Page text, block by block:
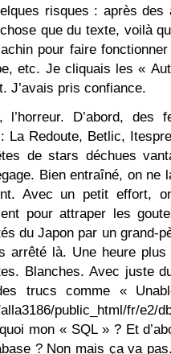
risques : après des
que du texte, voilà
pour faire
etc. Je cliquais les «
J’avais pris confiance.
l’horreur. D’abord, des
La Redoute, Betlic,
de stars déchues
Bien entraîné, on ne
Avec un petit effort,
pour attraper les
du Japon par un grand-
arrêté là. Une heure
Blanches. Avec juste
trucs comme «
public_html/fr/
mon « SQL » ? Et
? Non mais ça va